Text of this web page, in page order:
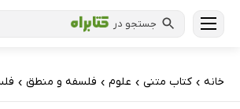
جستجو در
خانه › کتاب‌ متنی › علوم › فلسفه و منطق ›